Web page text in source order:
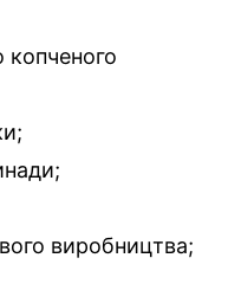
виробництва;